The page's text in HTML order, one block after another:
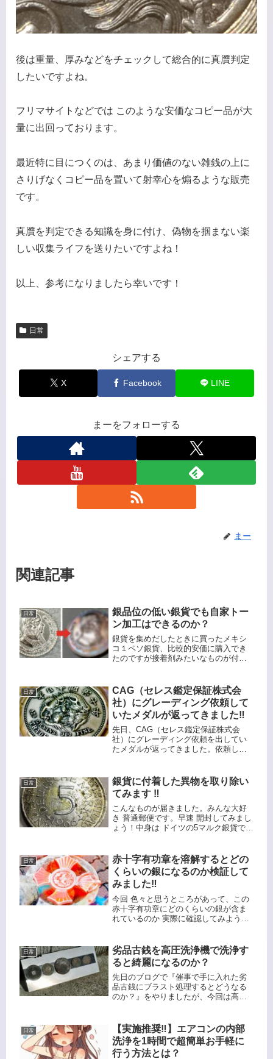
後は重量、厚みなどをチェックして総合的に真贋判定
したいですよね。
フリマサイトなどでは このような安価なコピー品が大
量に出回っております。
最近特に目につくのは、あまり価値のない雑銭の上に
さりげなくコピー品を置いて射幸心を煽るような販売
です。
真贋を判定できる知識を身に付け、偽物を掴まない楽
しい収集ライフを送りたいですよね！
以上、参考になりましたら幸いです！
日常
シェアする
X Facebook LINE
まーをフォローする
まー
関連記事
日常
銀品位の低い銀貨でも自家トー
ン加工はできるのか？
銀貨を集めだしたときに買ったメキシ
コ１ペソ銀貨、比較的安価に購入でき
たのですが接着剤みたいなものが付着
てしまいました。銀品位が10%と低い
ですが銀貨です。年号は1963年の...
日常
CAG（セレス鑑定保証株式会
社）にグレーディング依頼して
いたメダルが返ってきました‼️
先日、CAG（セレス鑑定保証株式会
社）にグレーディング依頼を出してい
たメダルが返ってきました。依頼して
きました。鑑定にかかった期間は 37日
間ですね😌10/3に鑑...
日常
銀貨に付着した異物を取り除い
てみます ‼️
こんなものが届きました。みんな大好
き 普通郵便です。早速 開封してみまし
ょう！中身は ドイツの5マルク銀貨で
い銀貨ですね😅年号は1966年で、こち
らの面にも異物が付着してい...
日常
赤十字有功章を溶解するとどの
くらいの銀になるのか検証して
みました‼️
今回 色々と思うところがあって、この
赤十字有功章にどのくらいの銀が含ま
れているのか 実際に確認してみようと
焼きと思われる装飾があります。ダブ
ル銀狩ファイヤーで攻めま...
日常
劣品古銭を高圧洗浄機で洗浄す
ると綺麗になるのか？
先日のブログで『催事で手に入れた劣
品古銭にブラスト処理するとどうなる
のか？』をやりましたが、今回は高圧
銀貨で実験しようと思っていました
が、実験に使うにはもったいなく、こ
れ...
日常
【実施推奨‼】エアコンの内部
洗浄を1時間で超簡単お手軽に
行う方法とは？